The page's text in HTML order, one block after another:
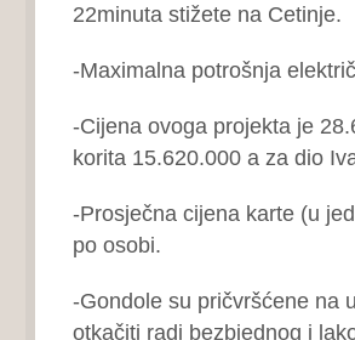
22minuta stižete na Cetinje.
-Maximalna potrošnja
-Cijena ovoga projekta je
korita 15.620.000 a za dio
-Prosječna cijena karte (u
po osobi.
-Gondole su pričvršćene na
otkačiti radi bezbjednog i